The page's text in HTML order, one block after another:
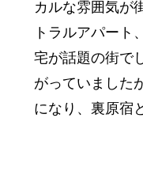
カルな雰囲気が
トラルアパート
宅が話題の街で
がっていました
になり、裏原宿